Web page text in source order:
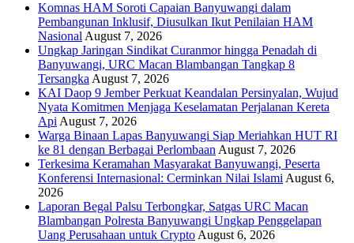
Komnas HAM Soroti Capaian Banyuwangi dalam
Pembangunan Inklusif, Diusulkan Ikut Penilaian HAM
Nasional August 7, 2026
Ungkap Jaringan Sindikat Curanmor hingga Penadah di
Banyuwangi, URC Macan Blambangan Tangkap 8
Tersangka August 7, 2026
KAI Daop 9 Jember Perkuat Keandalan Persinyalan, Wujud
Nyata Komitmen Menjaga Keselamatan Perjalanan Kereta
Api August 7, 2026
Warga Binaan Lapas Banyuwangi Siap Meriahkan HUT RI
ke 81 dengan Berbagai Perlombaan August 7, 2026
Terkesima Keramahan Masyarakat Banyuwangi, Peserta
Konferensi Internasional: Cerminkan Nilai Islami August 6,
2026
Laporan Begal Palsu Terbongkar, Satgas URC Macan
Blambangan Polresta Banyuwangi Ungkap Penggelapan
Uang Perusahaan untuk Crypto August 6, 2026